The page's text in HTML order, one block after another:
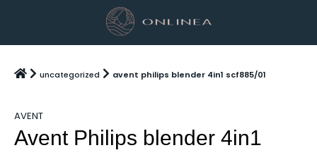
uncategorized avent philips blender 4in1 scf885/01
AVENT
Avent Philips blender 4in1